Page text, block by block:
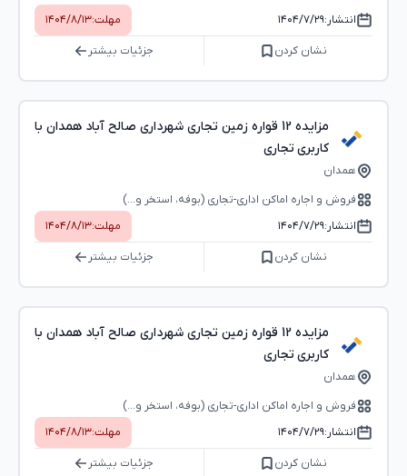
انتشار:۱۴۰۴/۷/۲۹ مهلت:۱۴۰۴/۸/۱۳
نشان کردن جزئیات بیشتر
مزایده 12 قواره زمین تجاری شهرداری صالح آباد همدان با
کاربری تجاری
همدان
فروش و اجاره اماکن اداری-تجاری (بوفه، استخر و...)
انتشار:۱۴۰۴/۷/۲۹ مهلت:۱۴۰۴/۸/۱۳
نشان کردن جزئیات بیشتر
مزایده 12 قواره زمین تجاری شهرداری صالح آباد همدان با
کاربری تجاری
همدان
فروش و اجاره اماکن اداری-تجاری (بوفه، استخر و...)
انتشار:۱۴۰۴/۷/۲۹ مهلت:۱۴۰۴/۸/۱۳
نشان کردن جزئیات بیشتر